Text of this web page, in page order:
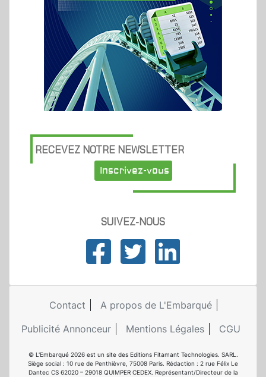
RECEVEZ NOTRE NEWSLETTER
Inscrivez-vous
SUIVEZ-NOUS
Contact
A propos de L'Embarqué
Publicité Annonceur
Mentions Légales CGU
© L'Embarqué 2026 est un site des Editions Fitamant Technologies. SARL.
Siège social : 10 rue de Penthièvre, 75008 Paris. Rédaction : 2 rue Félix Le
Dantec CS 62020 – 29018 QUIMPER CEDEX. Représentant/Directeur de la